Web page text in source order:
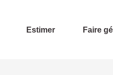
Estimer Faire